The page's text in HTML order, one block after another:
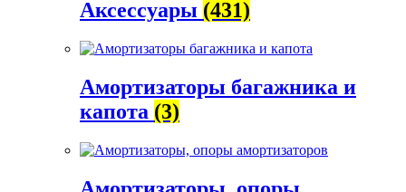
Аксессуары (431)
Амортизаторы багажника и
капота (3)